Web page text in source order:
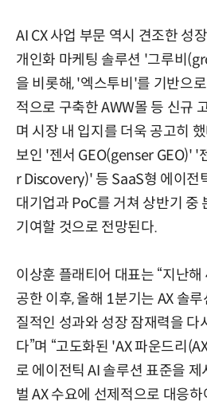
AI CX 사업 부문 역시 견조한 성
개인화 마케팅 솔루션 '그루비
을 비롯해, '엑스투비'를 기반으
적으로 구축한 AWW몰 등 신규
며 시장 내 입지를 더욱 공고히
보인 '젠서 GEO(genser GEO)' '
r Discovery)' 등 SaaS형 에이전
대기업과 PoC를 거쳐 상반기 중
기여할 것으로 전망된다.
이상훈 플래티어 대표는 “지난
공한 이후, 올해 1분기는 AX 솔
질적인 성과와 성장 잠재력을 다
다”며 “고도화된 'AX 파운드리
로 에이전틱 AI 솔루션 표준을
벌 AX 수요에 선제적으로 대응